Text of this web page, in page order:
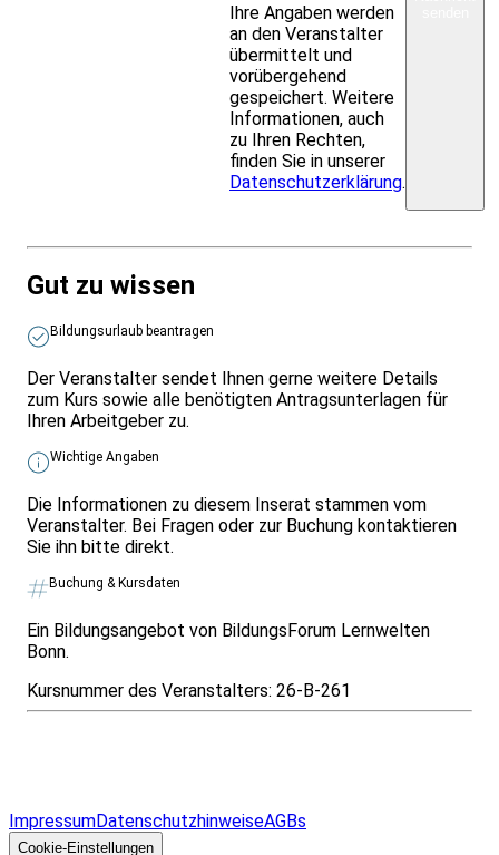
Ihre Angaben werden
an den Veranstalter
übermittelt und
vorübergehend
gespeichert. Weitere
Informationen, auch
zu Ihren Rechten,
finden Sie in unserer
Datenschutzerklärung.
Gut zu wissen
Bildungsurlaub beantragen
Der Veranstalter sendet Ihnen gerne weitere Details
zum Kurs sowie alle benötigten Antragsunterlagen für
Ihren Arbeitgeber zu.
Wichtige Angaben
Die Informationen zu diesem Inserat stammen vom
Veranstalter. Bei Fragen oder zur Buchung kontaktieren
Sie ihn bitte direkt.
Buchung & Kursdaten
Ein Bildungsangebot von BildungsForum Lernwelten
Bonn.
Kursnummer des Veranstalters: 26-B-261
ImpressumDatenschutzhinweiseAGBs
Cookie-Einstellungen